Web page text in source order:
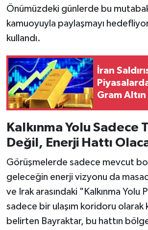
Önümüzdeki günlerde bu
kamuoyuyla paylaşmayı
kullandı.
İran
Gram
Kalkınma Yolu Sadece
Değil, Enerji Hattı
Görüşmelerde sadece mevcut
geleceğin enerji vizyonu da
ve Irak arasındaki "Kalkınma Yolu
sadece bir ulaşım koridoru olarak
belirten Bayraktar, bu hattın